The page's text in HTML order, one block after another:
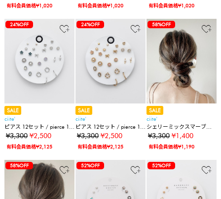
有料会員価格¥1,020 有料会員価格¥1,020 有料会員価格¥1,020
24%OFF
SALE
ciite'
ピアス 12セット / pierce 12
set
¥3,300 ¥2,500
有料会員価格¥2,125
24%OFF
SALE
ciite'
ピアス 12セット / pierce 12
set
¥3,300 ¥2,500
有料会員価格¥2,125
58%OFF
SALE
ciite'
シェリーミックスマーブル
かんざし
¥3,300 ¥1,400
有料会員価格¥1,190
58%OFF 52%OFF 52%OFF